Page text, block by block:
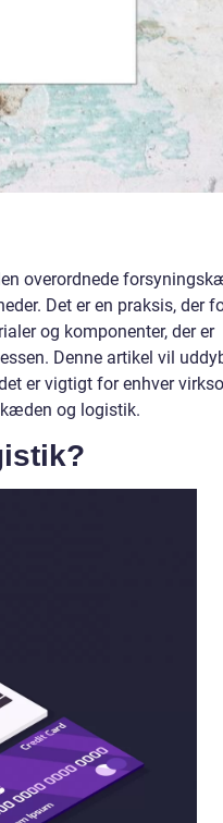
overordnede
Det er en praksis, der
og komponenter, der er
Denne artikel vil
er vigtigt for enhver
og logistik.